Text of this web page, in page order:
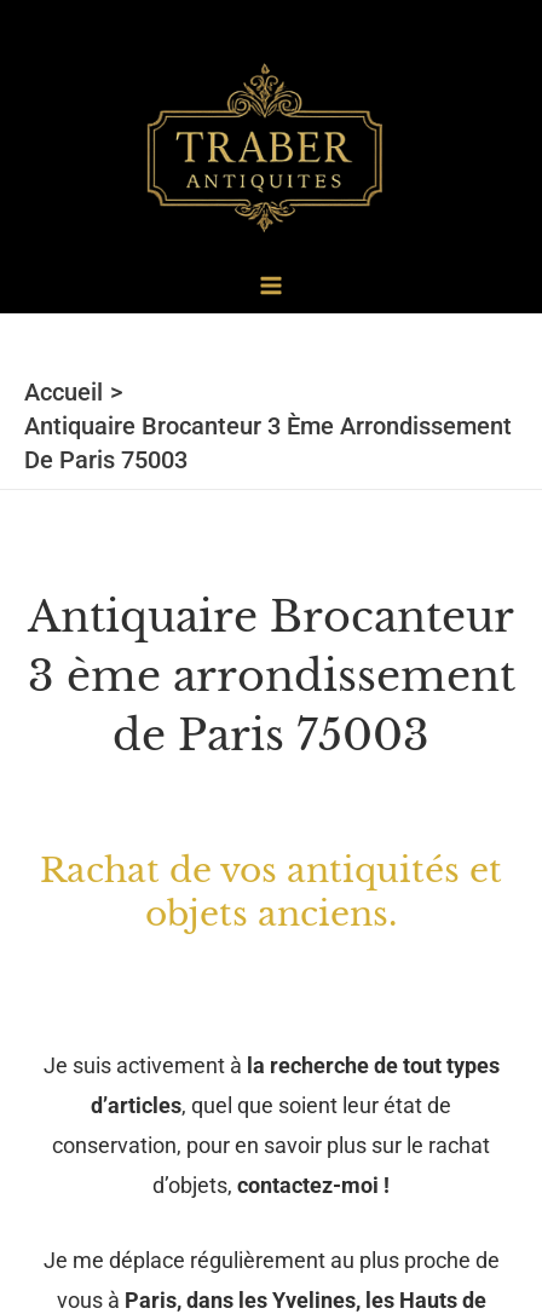
Accueil
Antiquaire Brocanteur 3 Ème Arrondissement
De Paris 75003
Antiquaire Brocanteur
3 ème arrondissement
de Paris 75003
Rachat de vos antiquités et
objets anciens.
Je suis activement à la recherche de tout types
d’articles, quel que soient leur état de
conservation, pour en savoir plus sur le rachat
d’objets, contactez-moi !
Je me déplace régulièrement au plus proche de
vous à Paris, dans les Yvelines, les Hauts de